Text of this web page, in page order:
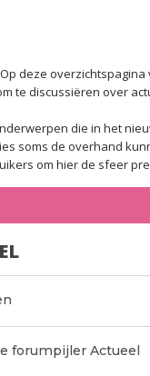
deze
te discussiëren over
die in het
soms de overhand
om hier de sfeer
forumpijler Actueel